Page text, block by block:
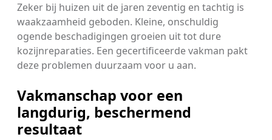
Zeker bij huizen uit de jaren zeventig en tachtig is
waakzaamheid geboden. Kleine, onschuldig
ogende beschadigingen groeien uit tot dure
kozijnreparaties. Een gecertificeerde vakman pakt
deze problemen duurzaam voor u aan.
Vakmanschap voor een
langdurig, beschermend
resultaat